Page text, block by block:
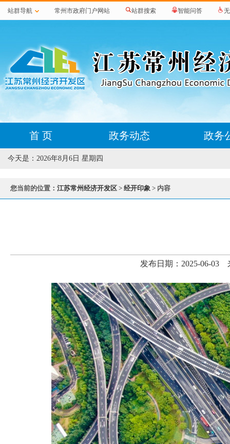
站群导航 常州市政府门户网站 站群搜索 智能问答
首 页 政务动态 政务
今天是： 2026年8月6日 星期四
您当前的位置： 江苏常州经济开发区 > 经开印象 > 内容
发布日期：2025-06-03